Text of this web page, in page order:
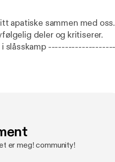
apatiske sammen med oss.
deler og kritiserer.
er meg! community!